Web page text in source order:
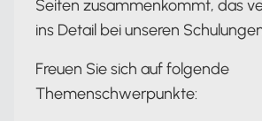
Seiten zusammenkommt, das
ins Detail bei unseren
Freuen Sie sich auf folgende
Themenschwerpunkte: